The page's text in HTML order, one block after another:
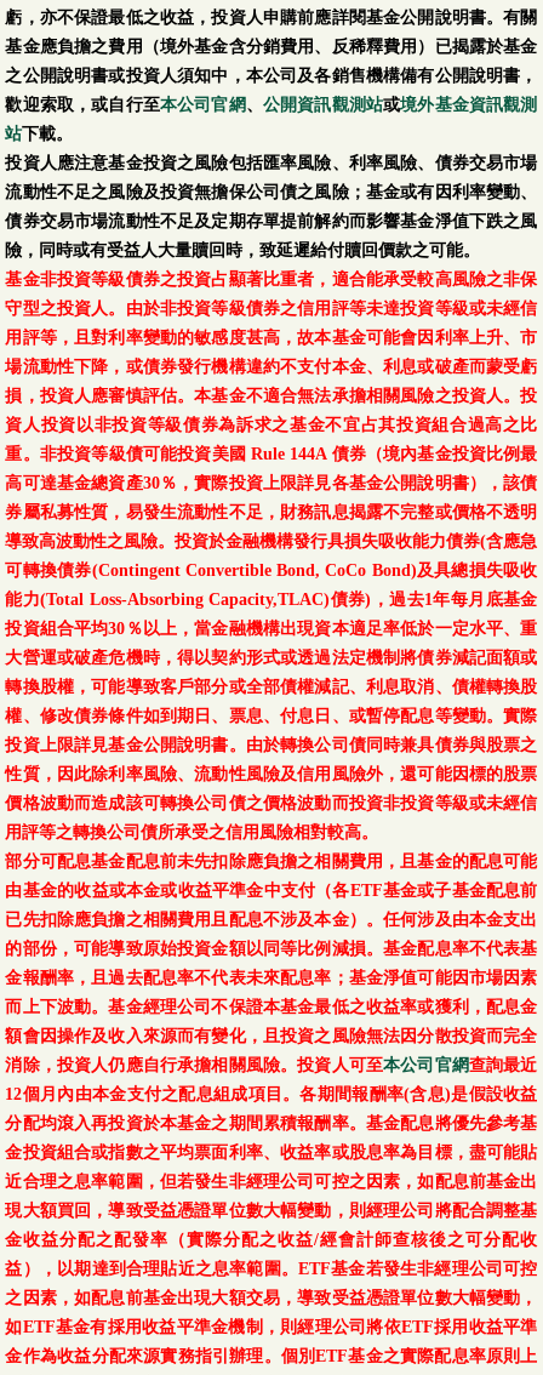
虧，亦不保證最低之收益，投資人申購前應詳閱基金公開說明書。有關
基金應負擔之費用（境外基金含分銷費用、反稀釋費用）已揭露於基金
之公開說明書或投資人須知中，本公司及各銷售機構備有公開說明書，
歡迎索取，或自行至本公司官網、 公開資訊觀測站或境外基金資訊觀測
站下載。
投資人應注意基金投資之風險包括匯率風險、利率風險、債券交易市場
流動性不足之風險及投資無擔保公司債之風險；基金或有因利率變動、
債券交易市場流動性不足及定期存單提前解約而影響基金淨值下跌之風
險，同時或有受益人大量贖回時，致延遲給付贖回價款之可能。
基金非投資等級債券之投資占顯著比重者，適合能承受較高風險之非保
守型之投資人。由於非投資等級債券之信用評等未達投資等級或未經信
用評等，且對利率變動的敏感度甚高，故本基金可能會因利率上升、市
場流動性下降，或債券發行機構違約不支付本金、利息或破產而蒙受虧
損，投資人應審慎評估。本基金不適合無法承擔相關風險之投資人。投
資人投資以非投資等級債券為訴求之基金不宜占其投資組合過高之比
重。非投資等級債可能投資美國 Rule 144A 債券（境內基金投資比例最
高可達基金總資產30％，實際投資上限詳見各基金公開說明書），該債
券屬私募性質，易發生流動性不足，財務訊息揭露不完整或價格不透明
導致高波動性之風險。投資於金融機構發行具損失吸收能力債券(含應急
可轉換債券(Contingent Convertible Bond, CoCo Bond)及具總損失吸收
能力(Total Loss-Absorbing Capacity,TLAC)債券)，過去1年每月底基金
投資組合平均30％以上，當金融機構出現資本適足率低於一定水平、重
大營運或破產危機時，得以契約形式或透過法定機制將債券減記面額或
轉換股權，可能導致客戶部分或全部債權減記、利息取消、債權轉換股
權、修改債券條件如到期日、票息、付息日、或暫停配息等變動。實際
投資上限詳見基金公開說明書。由於轉換公司債同時兼具債券與股票之
性質，因此除利率風險、流動性風險及信用風險外，還可能因標的股票
價格波動而造成該可轉換公司債之價格波動而投資非投資等級或未經信
用評等之轉換公司債所承受之信用風險相對較高。
部分可配息基金配息前未先扣除應負擔之相關費用，且基金的配息可能
由基金的收益或本金或收益平準金中支付（各ETF基金或子基金配息前
已先扣除應負擔之相關費用且配息不涉及本金）。任何涉及由本金支出
的部份，可能導致原始投資金額以同等比例減損。基金配息率不代表基
金報酬率，且過去配息率不代表未來配息率；基金淨值可能因市場因素
而上下波動。基金經理公司不保證本基金最低之收益率或獲利，配息金
額會因操作及收入來源而有變化，且投資之風險無法因分散投資而完全
消除，投資人仍應自行承擔相關風險。投資人可至本公司官網查詢最近
12個月內由本金支付之配息組成項目。各期間報酬率(含息)是假設收益
分配均滾入再投資於本基金之期間累積報酬率。基金配息將優先參考基
金投資組合或指數之平均票面利率、收益率或股息率為目標，盡可能貼
近合理之息率範圍，但若發生非經理公司可控之因素，如配息前基金出
現大額買回，導致受益憑證單位數大幅變動，則經理公司將配合調整基
金收益分配之配發率（實際分配之收益/經會計師查核後之可分配收
益），以期達到合理貼近之息率範圍。ETF基金若發生非經理公司可控
之因素，如配息前基金出現大額交易，導致受益憑證單位數大幅變動，
如ETF基金有採用收益平準金機制，則經理公司將依ETF採用收益平準
金作為收益分配來源實務指引辦理。個別ETF基金之實際配息率原則上